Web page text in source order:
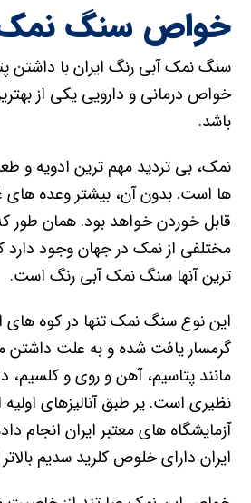
خواص سنگ
سنگ نمک آبی رنگ ایران با داشتن
خواص درمانی و دارویی یکی از
باشد.
نمک، بی تردید مهم ترین ادویه و
ها است. بدون آن، بیشتر وعده های
قابل خوردن خواهد بود. همان طور
مختلفی از نمک در جهان وجود دارد
ترین آنها سنگ نمک آبی رنگ است.
این نوع سنگ نمک تنها در کوه های
گرمسار یافت شده و به علت داشتن
مانند پتاسیم، آهن و روی و
نظیری است. یر طبق آنالیزهای
آزمایشگاه های معتبر ایران انجام
ایران دارای خلوص کلرید سدیم بالاتر از ۹۵% می